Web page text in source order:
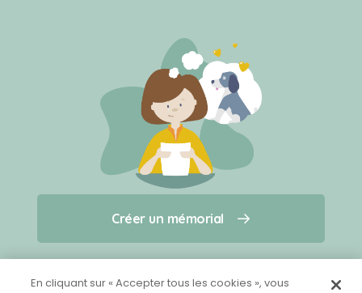
Créer un mémorial
Qui sommes-nous ?
Nous contacter
Créer un mémorial
En cliquant sur « Accepter tous les cookies », vous